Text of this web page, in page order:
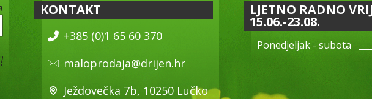
KONTAKT
+385 (0)1 65 60 370
maloprodaja@drijen.hr
Ježdovečka 7b, 10250 Lučko
LJETNO RADNO
15.06.-23.08.
Ponedjeljak - subota